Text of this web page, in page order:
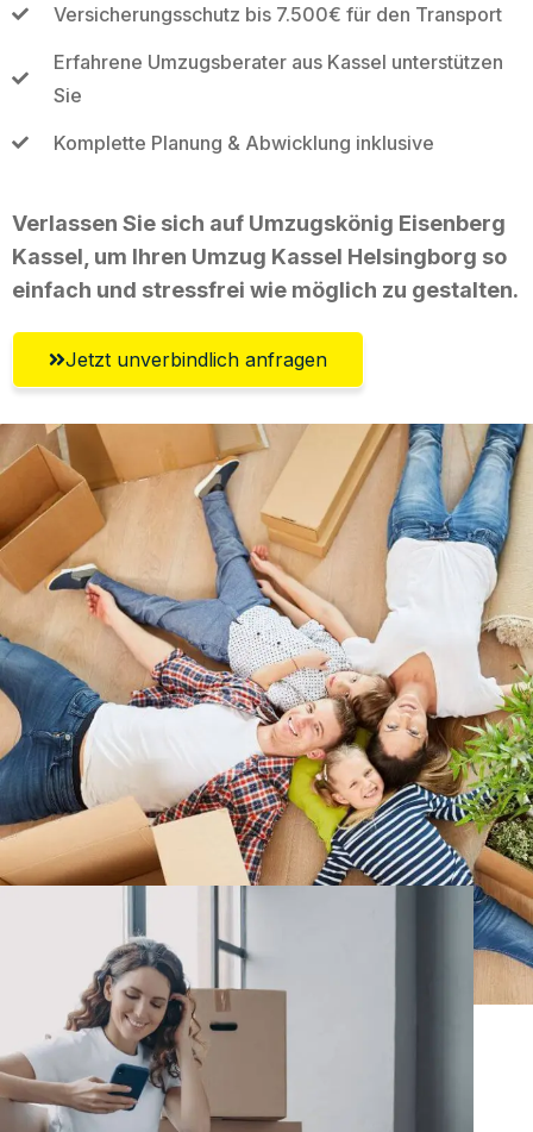
Versicherungsschutz bis 7.500€ für den Transport
Erfahrene Umzugsberater aus Kassel unterstützen
Sie
Komplette Planung & Abwicklung inklusive
Verlassen Sie sich auf Umzugskönig Eisenberg
Kassel, um Ihren Umzug Kassel Helsingborg so
einfach und stressfrei wie möglich zu gestalten.
Jetzt unverbindlich anfragen